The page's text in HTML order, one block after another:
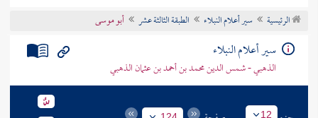
تراجم الأعلام
الرئيسية سير أعلام النبلاء الطبقة الثالثة عشر أبو موسى
سير أعلام النبلاء
الذهبي - شمس الدين محمد بن أحمد بن عثمان الذهبي
12